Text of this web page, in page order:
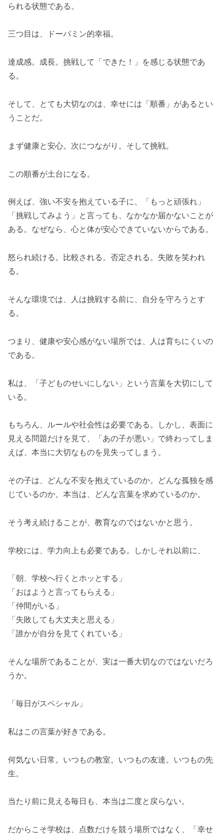
られる状態である。
三つ目は、ドーパミン的幸福。
達成感。成長。挑戦して「できた！」を感じる状態であ
る。
そして、とても大切なのは、幸せには「順番」があるとい
うことだ。
まず健康と安心。次につながり。そして挑戦。
この順番が土台になる。
例えば、強い不安を抱えている子に、「もっと頑張れ」
「挑戦してみよう」と言っても、なかなか届かないことが
ある。なぜなら、心と体が安心できていないからである。
怒られ続ける。比較される。否定される。失敗を笑われ
る。
そんな環境では、人は挑戦する前に、自分を守ろうとす
る。
つまり、健康や安心感がない場所では、人は育ちにくいの
である。
私は、「子どものせいにしない」という言葉を大切にして
いる。
もちろん、ルールや社会性は必要である。しかし、表面に
見える問題だけを見て、「あの子が悪い」で終わってしま
えば、本当に大切なものを見失ってしまう。
その子は、どんな不安を抱えているのか。どんな孤独を感
じているのか。本当は、どんな言葉を求めているのか。
そう考え続けることが、教育なのではないかと思う。
学校には、学力向上も必要である。しかしそれ以前に、
「朝、学校へ行くとホッとする」
「おはようと言ってもらえる」
「仲間がいる」
「失敗しても大丈夫と思える」
「誰かが自分を見てくれている」
そんな場所であることが、実は一番大切なのではないだろ
うか。
「毎日がスペシャル」
私はこの言葉が好きである。
何気ない日常。いつもの教室。いつもの友達。いつもの先
生。
当たり前に見える毎日も、本当は二度と戻らない。
だからこそ学校は、点数だけを競う場所ではなく、「幸せ